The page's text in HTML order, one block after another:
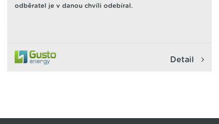
odběratel je v danou chvíli odebíral.
Detail